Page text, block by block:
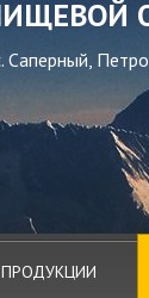
Саперный,
ПРОДУКЦИИ